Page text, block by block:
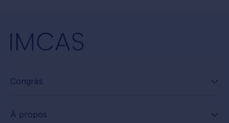
Congrès
À propos